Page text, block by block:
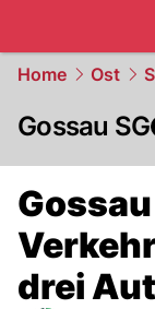
Home Ost
Gossau SG
Gossau
drei